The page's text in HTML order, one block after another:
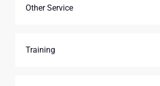
Other Service
Training